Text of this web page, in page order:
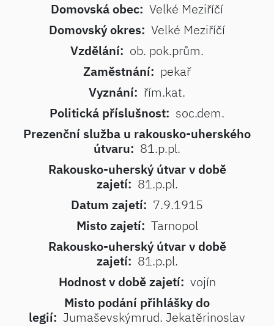
Domovská obec: Velké Meziříčí
Domovský okres: Velké Meziříčí
Vzdělání: ob. pok.prům.
Zaměstnání: pekař
Vyznání: řím.kat.
Politická příslušnost: soc.dem.
Prezenční služba u rakousko-uherského
útvaru: 81.p.pl.
Rakousko-uherský útvar v době
zajetí: 81.p.pl.
Datum zajetí: 7.9.1915
Misto zajetí: Tarnopol
Rakousko-uherský útvar v době
zajetí: 81.p.pl.
Hodnost v době zajetí: vojín
Misto podání přihlášky do
legií: Jumaševskýmrud. Jekatěrinoslav